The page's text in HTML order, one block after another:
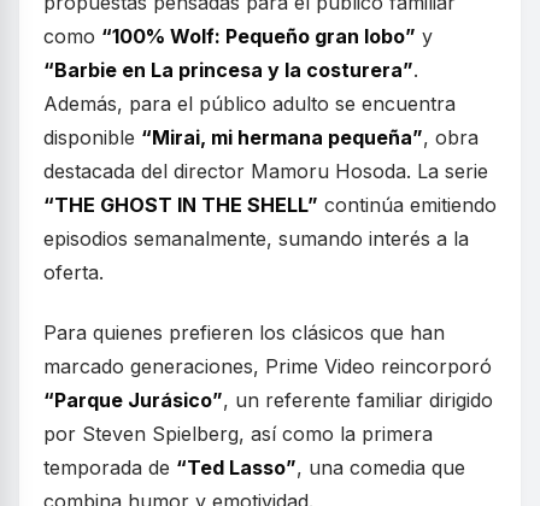
como “100% Wolf: Pequeño gran lobo” y
“Barbie en La princesa y la costurera”.
Además, para el público adulto se encuentra
disponible “Mirai, mi hermana pequeña”, obra
destacada del director Mamoru Hosoda. La serie
“THE GHOST IN THE SHELL” continúa emitiendo
episodios semanalmente, sumando interés a la
oferta.
Para quienes prefieren los clásicos que han
marcado generaciones, Prime Video reincorporó
“Parque Jurásico”, un referente familiar dirigido
por Steven Spielberg, así como la primera
temporada de “Ted Lasso”, una comedia que
combina humor y emotividad.